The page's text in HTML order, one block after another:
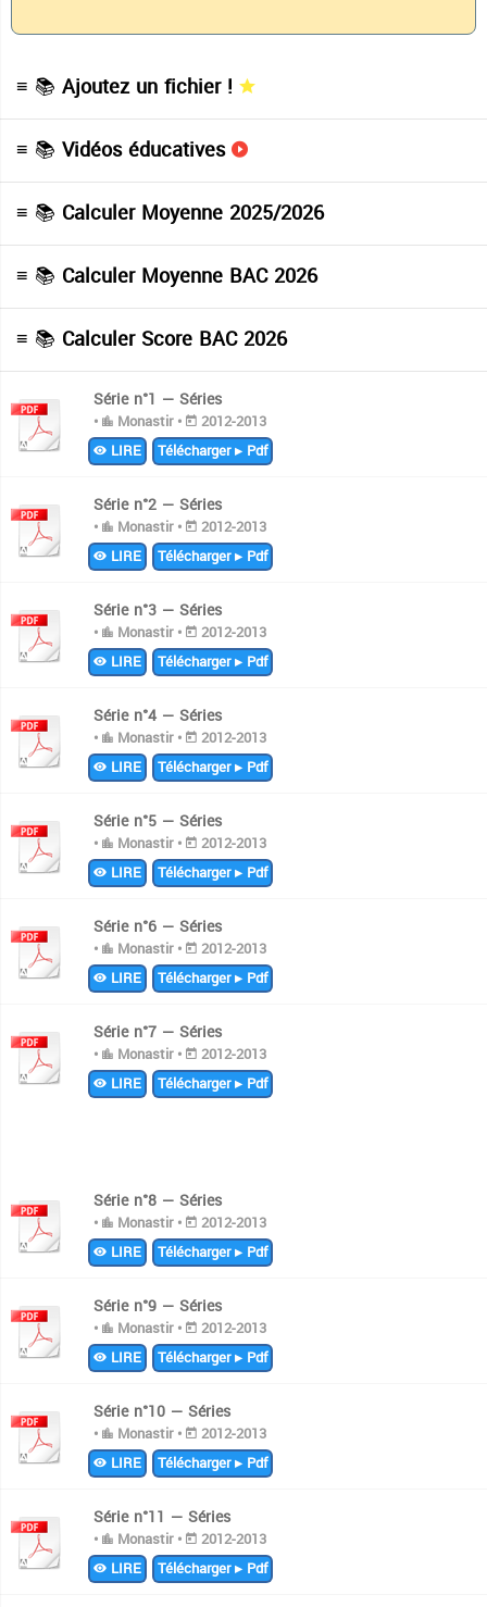
≡ 📚 Ajoutez un fichier !
≡ 📚 Vidéos éducatives
≡ 📚 Calculer Moyenne 2025/2026
≡ 📚 Calculer Moyenne BAC 2026
≡ 📚 Calculer Score BAC 2026
Série n°1 — Séries
• Monastir •
2012-2013
LIRE Télécharger ▸ Pdf
Série n°2 — Séries
• Monastir •
2012-2013
LIRE Télécharger ▸ Pdf
Série n°3 — Séries
• Monastir •
2012-2013
LIRE Télécharger ▸ Pdf
Série n°4 — Séries
• Monastir •
2012-2013
LIRE Télécharger ▸ Pdf
Série n°5 — Séries
• Monastir •
2012-2013
LIRE Télécharger ▸ Pdf
Série n°6 — Séries
• Monastir •
2012-2013
LIRE Télécharger ▸ Pdf
Série n°7 — Séries
• Monastir •
2012-2013
LIRE Télécharger ▸ Pdf
Série n°8 — Séries
• Monastir •
2012-2013
LIRE Télécharger ▸ Pdf
Série n°9 — Séries
• Monastir •
2012-2013
LIRE Télécharger ▸ Pdf
Série n°10 — Séries
• Monastir •
2012-2013
LIRE Télécharger ▸ Pdf
Série n°11 — Séries
• Monastir •
2012-2013
LIRE Télécharger ▸ Pdf